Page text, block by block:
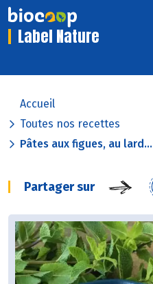
Label Nature
Accueil
Toutes nos recettes
Pâtes aux figues, au lard...
Partager sur